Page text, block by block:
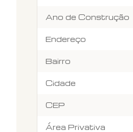
Ano de Construção
Endereço
Bairro
Cidade
CEP
Área Privativa